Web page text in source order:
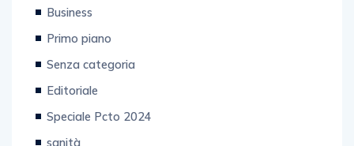
Business
Primo piano
Senza categoria
Editoriale
Speciale Pcto 2024
sanità